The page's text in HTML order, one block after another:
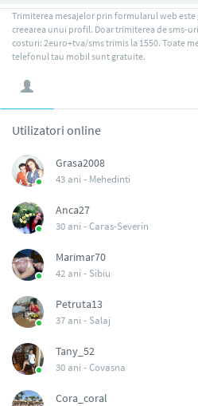
Trimiterea mesajelor prin formularul web este
creearea unui profil. Doar trimiterea de sms-
costuri: 2euro+tva/sms trimis la 1550. Toate
telefonul tau mobil sunt gratuite.
Utilizatori online
Grasa2008
43 ani - Mehedinti
Anca27
30 ani -Caras-Severin
Marimar70
42 ani - Sibiu
Petruta13
37 ani - Salaj
Tany_52
30 ani -Covasna
Cora_coral